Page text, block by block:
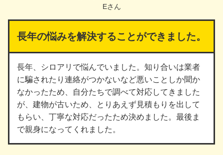
Eさん
長年の悩みを解決することができました。
長年、シロアリで悩んでいました。知り合いは業者
に騙されたり連絡がつかないなど悪いことしか聞か
なかったため、自分たちで調べて対応してきました
が、建物が古いため、とりあえず見積もりを出して
もらい、丁寧な対応だったため決めました。最後ま
で親身になってくれました。